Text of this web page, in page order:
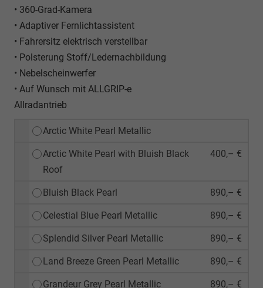
• 360-Grad-Kamera
• Adaptiver Fernlichtassistent
• Fahrersitz elektrisch verstellbar
• Polsterung Stoff/Ledernachbildung
• Nebelscheinwerfer
• Auf Wunsch mit ALLGRIP-e
Allradantrieb
Arctic White Pearl Metallic
Arctic White Pearl with Bluish Black
Roof
400,– €
Bluish Black Pearl 890,– €
Celestial Blue Pearl Metallic 890,– €
Splendid Silver Pearl Metallic 890,– €
Land Breeze Green Pearl Metallic 890,– €
Grandeur Grey Pearl Metallic 890,– €